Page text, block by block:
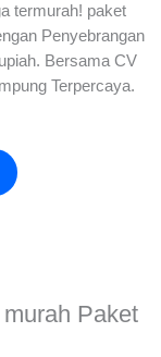
termurah! paket
Penyebrangan
Bersama CV
Terpercaya.
Paket